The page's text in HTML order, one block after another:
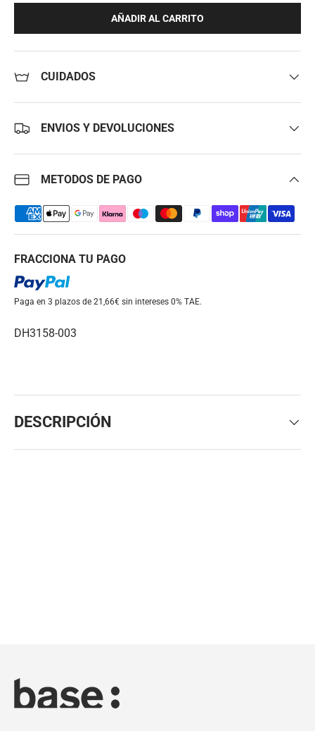
AÑADIR AL CARRITO
CUIDADOS
ENVIOS Y DEVOLUCIONES
METODOS DE PAGO
FRACCIONA TU PAGO
Paga en 3 plazos de 21,66€ sin intereses 0% TAE.
DH3158-003
DESCRIPCIÓN